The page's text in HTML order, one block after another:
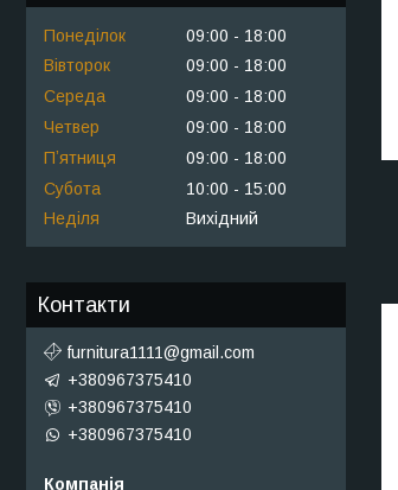
Понеділок 09:00
18:00
Вівторок
09:00
18:00
Середа
09:00
18:00
Четвер
09:00
18:00
Пʼятниця
09:00
18:00
Субота
10:00
15:00
Неділя
Вихідний
Контакти
furnitura1111@gmail.com
+380967375410
+380967375410
+380967375410